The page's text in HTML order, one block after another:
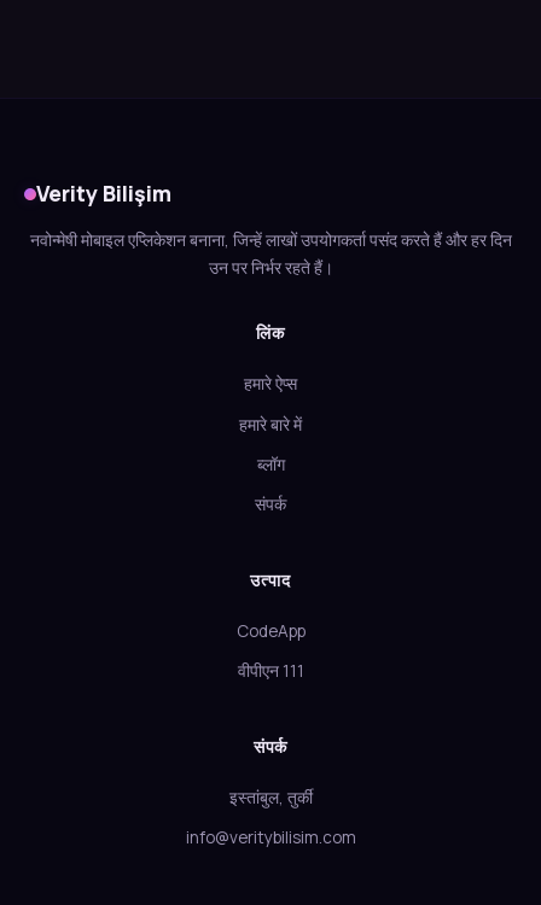
Verity Bilişim
नवोन्मेषी मोबाइल एप्लिकेशन बनाना, जिन्हें लाखों उपयोगकर्ता पसंद करते हैं और हर दिन
उन पर निर्भर रहते हैं।
लिंक
हमारे ऐप्स
हमारे बारे में
ब्लॉग
संपर्क
उत्पाद
CodeApp
वीपीएन 111
संपर्क
इस्तांबुल, तुर्की
info@veritybilisim.com